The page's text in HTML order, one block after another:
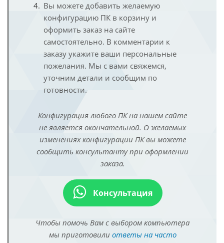
Вы можете добавить желаемую
конфигурацию ПК в корзину и
оформить заказ на сайте
самостоятельно. В комментарии к
заказу укажите ваши персональные
пожелания. Мы с вами свяжемся,
уточним детали и сообщим по
готовности.
Конфигурация любого ПК на нашем сайте
не является окончательной. О желаемых
изменениях конфигурации ПК вы можете
сообщить консультанту при оформлении
заказа.
Консультация
Чтобы помочь Вам с выбором компьютера
мы приготовили ответы на часто